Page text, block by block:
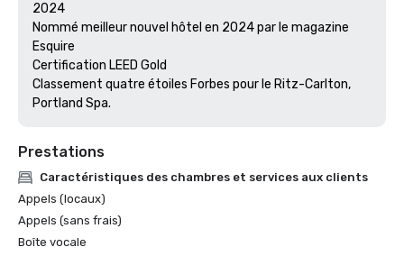
2024
Nommé meilleur nouvel hôtel en 2024 par le magazine
Esquire
Certification LEED Gold
Classement quatre étoiles Forbes pour le Ritz-Carlton,
Prestations
Caractéristiques des chambres et services aux clients
Appels (locaux)
Appels (sans frais)
Boîte vocale